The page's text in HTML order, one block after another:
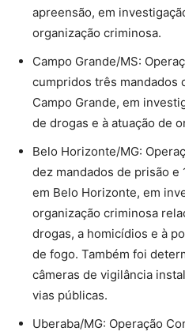
apreensão, em
organização criminosa.
Campo Grande/MS:
cumpridos três mandados
Campo Grande, em
de drogas e à atuação de
Belo Horizonte/MG:
dez mandados de prisão e
em Belo Horizonte, em
organização criminosa
drogas, a homicídios e à
de fogo. Também foi
câmeras de vigilância
vias públicas.
Uberaba/MG: Operação